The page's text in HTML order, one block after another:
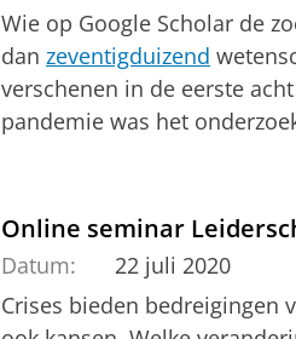
Wie op Google Scholar de
dan zeventigduizend
verschenen in de eerste
pandemie was het
Online seminar
Datum:
22 juli 2020
Crises bieden bedreigingen